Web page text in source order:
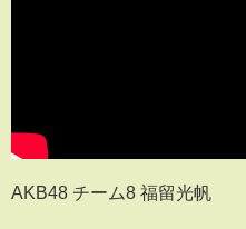
AKB48 チーム8 福留光帆